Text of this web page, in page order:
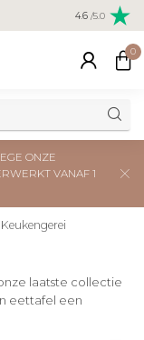
Veilig
creditcard
4.6 /5.0
0
ONZE
VANAF 1
Keukengerei
laatste collectie
eettafel een